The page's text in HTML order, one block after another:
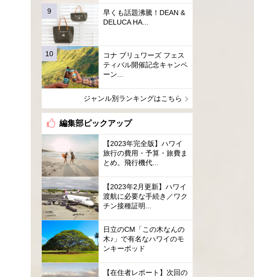
早くも話題沸騰！DEAN &
DELUCA HA...
コナ ブリュワーズ フェス
ティバル開催記念キャンペ
ーン...
ジャンル別ランキングはこちら
編集部ピックアップ
【2023年完全版】ハワイ
旅行の費用・予算・旅費ま
とめ。飛行機代...
【2023年2月更新】ハワイ
渡航に必要な手続き／ワク
チン接種証明...
日立のCM「この木なんの
木♪」で有名なハワイのモ
ンキーポッド
【在住者レポート】次回の